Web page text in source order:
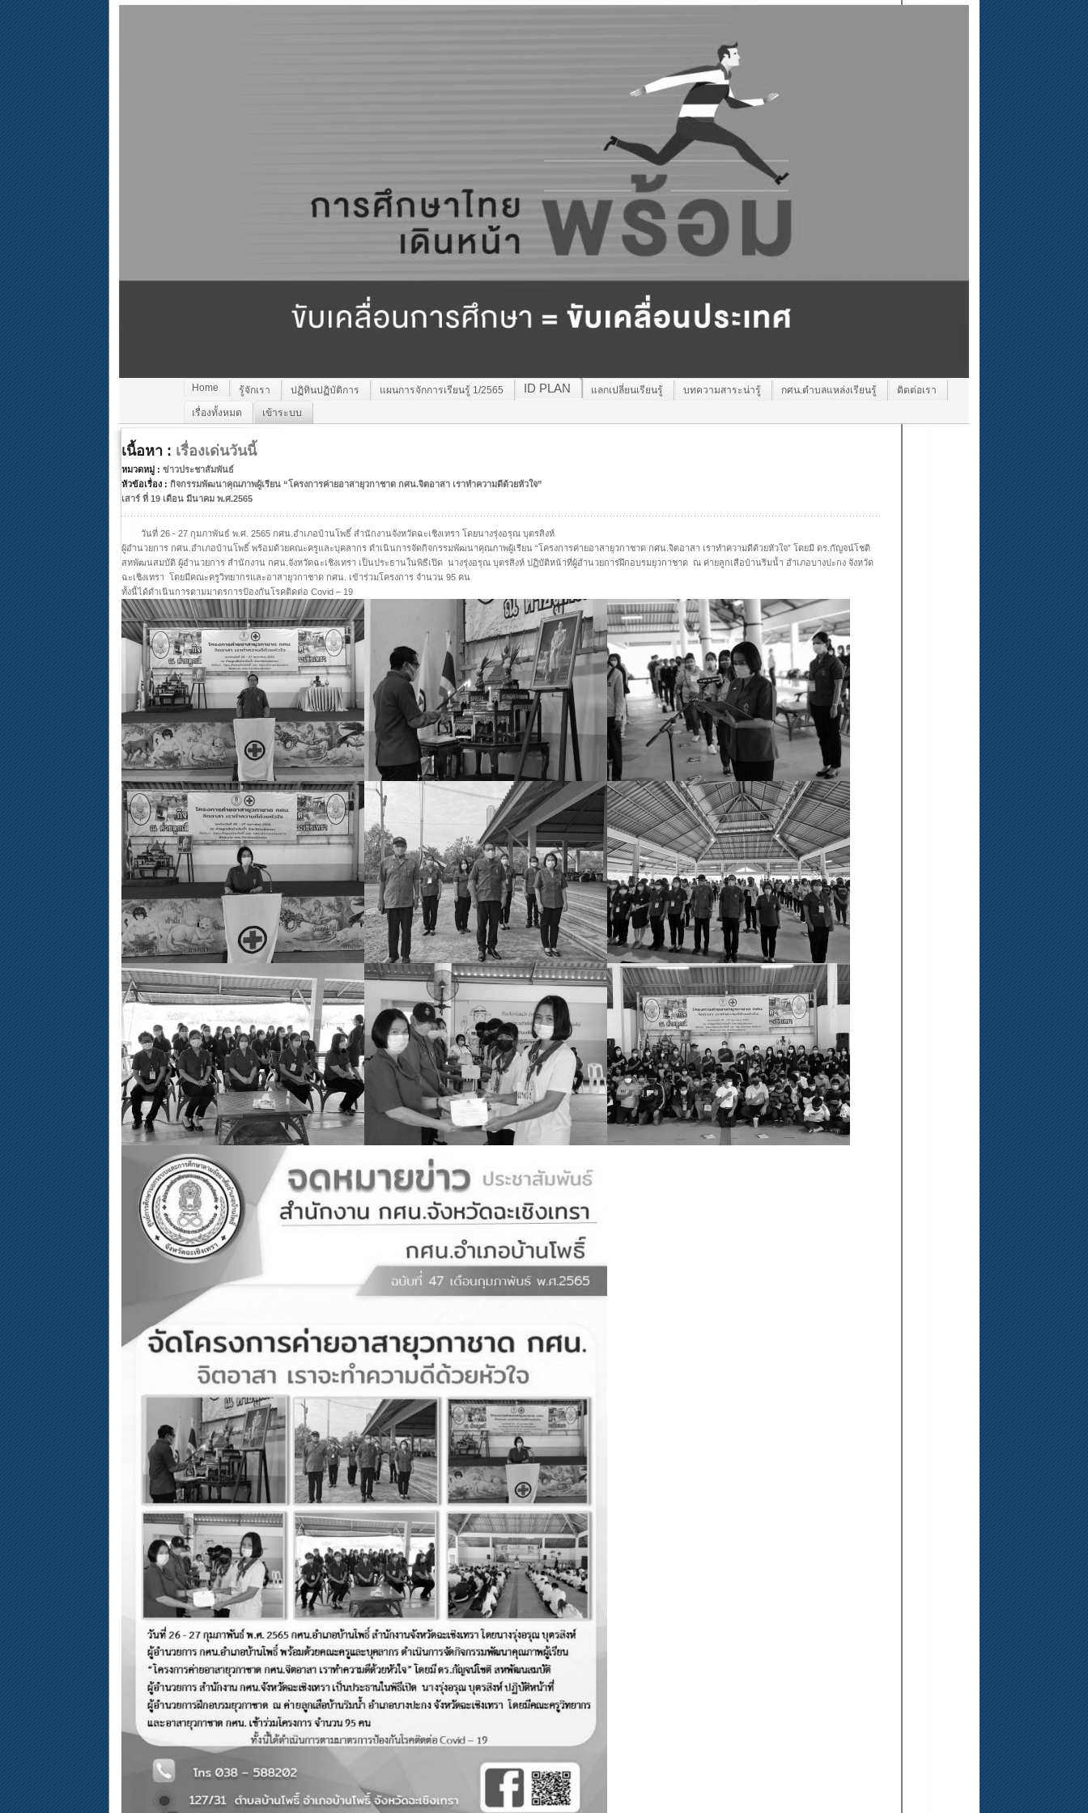
Home รู้จักเรา ปฏิทินปฏิบัติการ แผนการจักการเรียนรู้ 1/2565 ID PLAN แลกเปลี่ยนเรียนรู้ บทความสาระน่ารู้ กศน.ตำบลแหล่งเรียนรู้
ติดต่อเรา
เรื่องทั้งหมด
เข้าระบบ
เนื้อหา : เรื่องเด่นวันนี้
หมวดหมู่ : ข่าวประชาสัมพันธ์
หัวข้อเรื่อง : กิจกรรมพัฒนาคุณภาพผู้เรียน “โครงการค่ายอาสายุวกาชาด กศน.จิตอาสา เราทำความดีด้วยหัวใจ”
เสาร์ ที่ 19 เดือน มีนาคม พ.ศ.2565
วันที่ 26 - 27 กุมภาพันธ์ พ.ศ. 2565 กศน.อำเภอบ้านโพธิ์ สำนักงานจังหวัดฉะเชิงเทรา โดยนางรุ่งอรุณ บุตรสิงห์
ผู้อำนวยการ กศน.อำเภอบ้านโพธิ์ พร้อมด้วยคณะครูและบุคลากร ดำเนินการจัดกิจกรรมพัฒนาคุณภาพผู้เรียน “โครงการค่ายอาสายุวกาชาด กศน.จิตอาสา เราทำความดีด้วยหัวใจ” โดยมี ดร.กัญจน์โชติ
สหพัฒนสมบัติ ผู้อำนวยการ สำนักงาน กศน.จังหวัดฉะเชิงเทรา เป็นประธานในพิธีเปิด นางรุ่งอรุณ บุตรสิงห์ ปฏิบัติหน้าที่ผู้อำนวยการฝึกอบรมยุวกาชาด ณ ค่ายลูกเสือบ้านริมน้ำ อำเภอบางปะกง จังหวัด
ฉะเชิงเทรา โดยมีคณะครูวิทยากรและอาสายุวกาชาด กศน. เข้าร่วมโครงการ จำนวน 95 คน
ทั้งนี้ได้ดำเนินการตามมาตรการป้องกันโรคติดต่อ Covid – 19